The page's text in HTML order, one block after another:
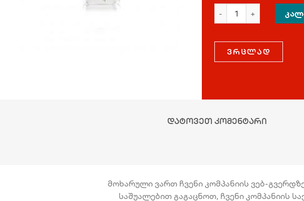
ვრცლად
დატოვეთ კომენტარი
მოხარული ვართ ჩვენი კომპანიის ვებ-
საშუალებით გაგაცნოთ, ჩვენი კომპანიის